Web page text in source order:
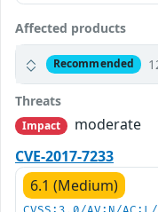
Affected products
Recommended
Threats
Impact
moderate
CVE-2017-7233
6.1 (Medium)